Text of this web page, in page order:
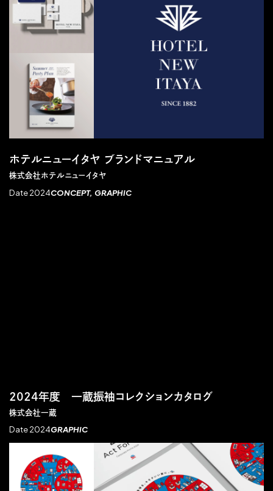
ホテルニューイタヤ ブランドマニュアル
株式会社ホテルニューイタヤ
Date 2024CONCEPT GRAPHIC
2024年度 一蔵振袖コレクションカタログ
株式会社一蔵
Date 2024GRAPHIC